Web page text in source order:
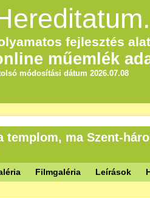
fejlesztés
műemlék
módosítási dátum 2026.07.08
templom, ma Szent-
Filmgaléria Leírások